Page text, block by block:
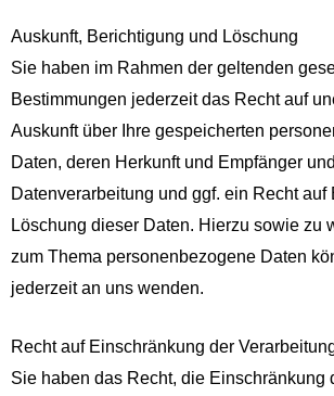
Auskunft, Berichtigung und Löschung
Sie haben im Rahmen der geltenden
Bestimmungen jederzeit das Recht auf
Auskunft über Ihre gespeicherten
Daten, deren Herkunft und Empfänger
Datenverarbeitung und ggf. ein Recht auf
Löschung dieser Daten. Hierzu sowie zu
zum Thema personenbezogene Daten
jederzeit an uns wenden.
Recht auf Einschränkung der
Sie haben das Recht, die Einschränkung